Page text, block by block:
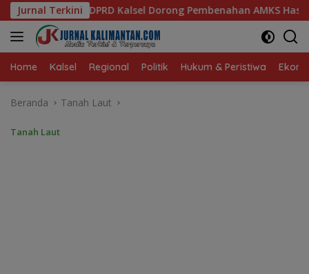
Langsung
ke
konten
Jurnal Terkini
Pembenahan AMKS Hasanuddin Ketua TP PKK
Home Kalsel Regional Politik Hukum & Peristiwa
Beranda Tanah Laut
Tanah Laut